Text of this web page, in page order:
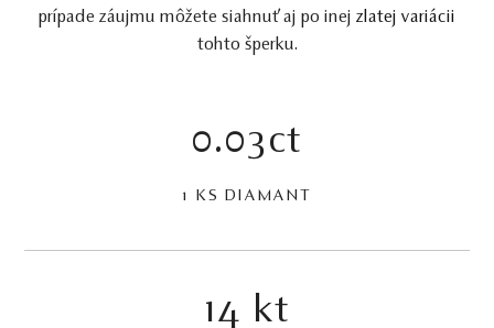
prípade záujmu môžete siahnuť aj po inej zlatej variácii
tohto šperku.
0.03ct
1 KS DIAMANT
14 kt